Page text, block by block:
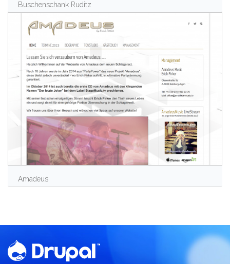
Buschenschank Ruditz
Amadeus